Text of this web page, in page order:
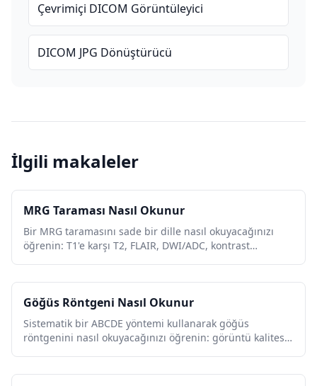
Çevrimiçi DICOM Görüntüleyici
DICOM JPG Dönüştürücü
İlgili makaleler
MRG Taraması Nasıl Okunur
Bir MRG taramasını sade bir dille nasıl okuyacağınızı
öğrenin: T1'e karşı T2, FLAIR, DWI/ADC, kontrast
Göğüs Röntgeni Nasıl Okunur
Sistematik bir ABCDE yöntemi kullanarak göğüs
röntgenini nasıl okuyacağınızı öğrenin: görüntü kalitesi,